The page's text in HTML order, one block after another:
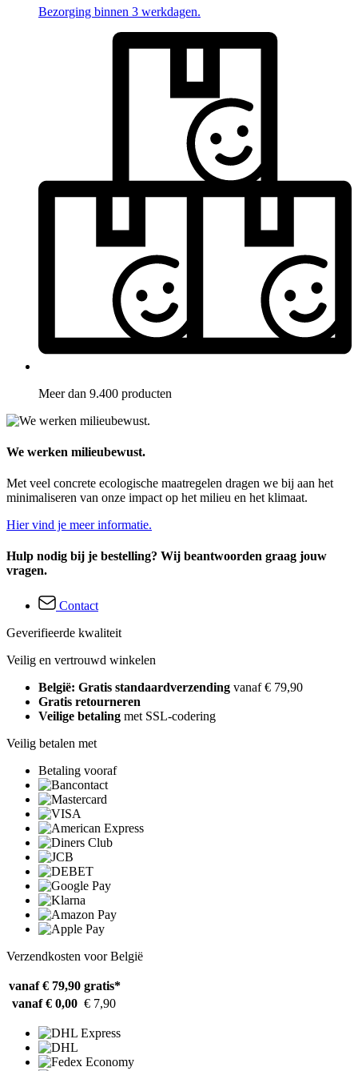
Bezorging binnen 3 werkdagen.
Meer dan 9.400 producten
We werken milieubewust.
Met veel concrete ecologische maatregelen dragen we bij aan het
minimaliseren van onze impact op het milieu en het klimaat.
Hier vind je meer informatie.
Hulp nodig bij je bestelling? Wij beantwoorden graag jouw
vragen.
Contact
Geverifieerde kwaliteit
Veilig en vertrouwd winkelen
België: Gratis standaardverzending vanaf € 79,90
Gratis retourneren
Veilige betaling met SSL-codering
Veilig betalen met
Betaling vooraf
Verzendkosten voor België
vanaf € 79,90 gratis*
vanaf € 0,00 € 7,90